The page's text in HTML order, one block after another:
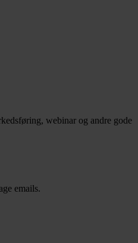
webinar og andre gode
emails.